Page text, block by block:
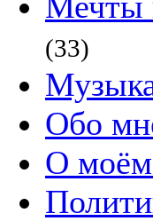
(33)
Обо
О моём